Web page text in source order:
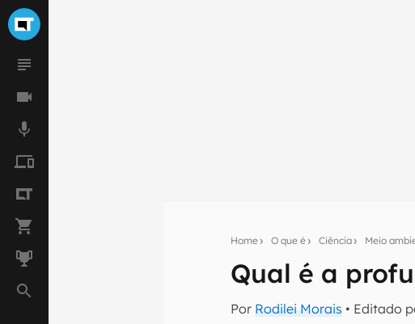
Home O que é Ciência Meio
Qual é a
Por Rodilei Morais • Editado
Seu resumo
Assine a newsletter do